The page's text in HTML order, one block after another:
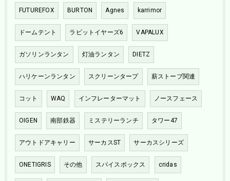
FUTUREFOX BURTON Agnes karrimor
ドームテント ラビットイヤーズ6 VAPALUX
ガソリンランタン 灯油ランタン DIETZ
ハリケーンランタン スクリーンタープ 薪ストーブ関連
コット WAQ インフレーターマット ノースフェース
OIGEN 南部鉄器 ミステリーランチ タワー47
アウトドアキャリー サーカスST サーカスシリーズ
ONETIGRIS その他 スパイスボックス cridas